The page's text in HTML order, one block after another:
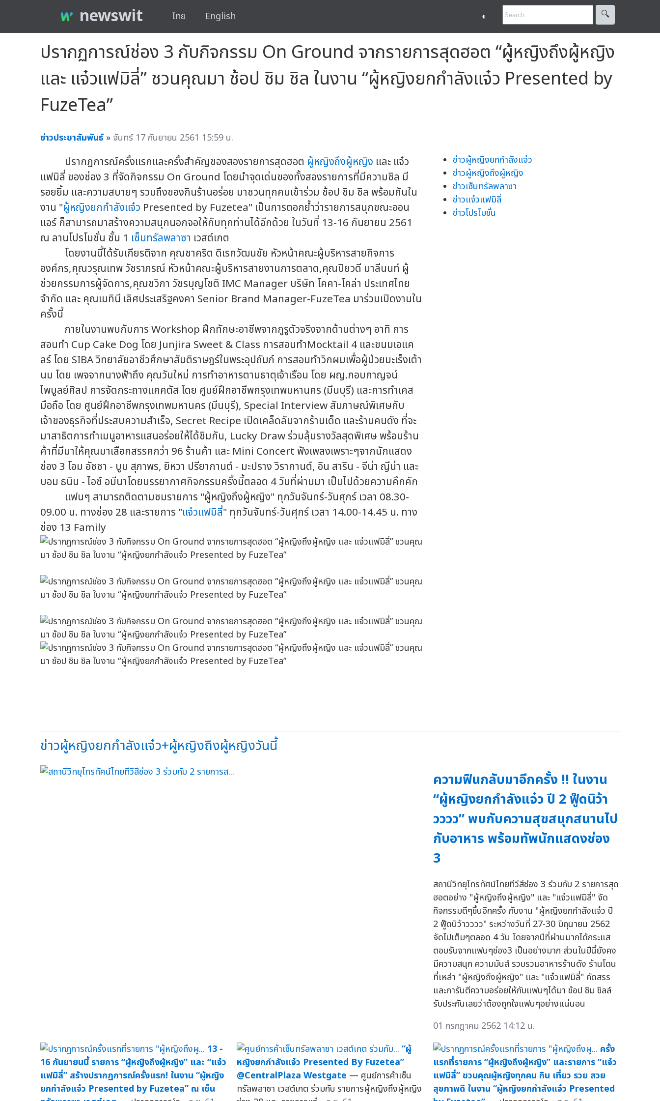
newswit ไทย English ◐ 🔍︎
ปรากฏการณ์ช่อง 3 กับกิจกรรม On Ground จากรายการสุดฮอต “ผู้หญิงถึงผู้หญิง
และ แจ๋วแฟมิลี่” ชวนคุณมา ช้อป ชิม ชิล ในงาน “ผู้หญิงยกกำลังแจ๋ว Presented by
FuzeTea”
ข่าวประชาสัมพันธ์ » จันทร์ 17 กันยายน 2561 15:59 น.
ปรากฏการณ์ครั้งแรกและครั้งสำคัญของสองรายการสุดฮอต ผู้หญิงถึงผู้หญิง และ แจ๋ว
แฟมิลี่ ของช่อง 3 ที่จัดกิจกรรม On Ground โดยนำจุดเด่นของทั้งสองรายการที่มีความชิล มี
รอยยิ้ม และความสบายๆ รวมถึงของกินร้านอร่อย มาชวนทุกคนเข้าร่วม ช้อป ชิม ชิล พร้อมกันใน
งาน "ผู้หญิงยกกำลังแจ๋ว Presented by Fuzetea" เป็นการตอกย้ำว่ารายการสนุกขณะออน
แอร์ ก็สามารถมาสร้างความสนุกนอกจอให้กับทุกท่านได้อีกด้วย ในวันที่ 13-16 กันยายน 2561
ณ ลานโปรโมชั่น ชั้น 1 เซ็นทรัลพลาซา เวสต์เกต
โดยงานนี้ได้รับเกียรติจาก คุณชาคริต ดิเรกวัฒนชัย หัวหน้าคณะผู้บริหารสายกิจการ
องค์กร,คุณวรุณเทพ วัชราภรณ์ หัวหน้าคณะผู้บริหารสายงานการตลาด,คุณปิยวดี มาลีนนท์ ผู้
ช่วยกรรมการผู้จัดการ,คุณชวิกา วัชรบุญโชติ IMC Manager บริษัท โคคา-โคล่า ประเทศไทย
จำกัด และ คุณเมทินี เลิศประเสริฐคงคา Senior Brand Manager-FuzeTea มาร่วมเปิดงานใน
ครั้งนี้
ภายในงานพบกับการ Workshop ฝึกทักษะอาชีพจากกูรูตัวจริงจากด้านต่างๆ อาทิ การ
สอนทำ Cup Cake Dog โดย Junjira Sweet & Class การสอนทำMocktail 4 และขนมเอแค
ลร์ โดย SIBA วิทยาลัยอาชีวศึกษาสันติราษฎร์ในพระอุปถัมภ์ การสอนทำวิกผมเพื่อผู้ป่วยมะเร็งเต้า
นม โดย เพจจากนางฟ้าถึง คุณวันใหม่ การทำอาหารตามธาตุเจ้าเรือน โดย ผญ.กอบกาญจน์
ไพบูลย์ศิลป การจัดกระถางแคคตัส โดย ศูนย์ฝึกอาชีพกรุงเทพมหานคร (มีนบุรี) และการทำเคส
มือถือ โดย ศูนย์ฝึกอาชีพกรุงเทพมหานคร (มีนบุรี), Special Interview สัมภาษณ์พิเศษกับ
เจ้าของธุรกิจที่ประสบความสำเร็จ, Secret Recipe เปิดเคล็ดลับจากร้านเด็ด และร้านคนดัง ที่จะ
มาสาธิตการทำเมนูอาหารแสนอร่อยให้ได้ชิมกัน, Lucky Draw ร่วมลุ้นรางวัลสุดพิเศษ พร้อมร้าน
ค้าที่มีมาให้คุณมาเลือกสรรคกว่า 96 ร้านค้า และ Mini Concert ฟังเพลงเพราะๆจากนักแสดง
ช่อง 3 โอม อัชชา - บูม สุภาพร, ยิหวา ปรียากานต์ - มะปราง วิรากานต์, อิน สาริน - จีน่า ญีน่า และ
บอม ธนิน - ไอซ์ อมีนาโดยบรรยากาศกิจกรรมครั้งนี้ตลอด 4 วันที่ผ่านมา เป็นไปด้วยความคึกคัก
แฟนๆ สามารถติดตามชมรายการ "ผู้หญิงถึงผู้หญิง" ทุกวันจันทร์-วันศุกร์ เวลา 08.30-
09.00 น. ทางช่อง 28 และรายการ "แจ๋วแฟมิลี่" ทุกวันจันทร์-วันศุกร์ เวลา 14.00-14.45 น. ทาง
ช่อง 13 Family
ข่าวผู้หญิงยกกำลังแจ๋ว
ข่าวผู้หญิงถึงผู้หญิง
ข่าวเซ็นทรัลพลาซา
ข่าวแจ๋วแฟมิลี่
ข่าวโปรโมชั่น
ข่าวผู้หญิงยกกำลังแจ๋ว+ผู้หญิงถึงผู้หญิงวันนี้
ความฟินกลับมาอีกครั้ง !! ในงาน
“ผู้หญิงยกกำลังแจ๋ว ปี 2 ฟู๊ดนิว้า
วววว” พบกับความสุขสนุกสนานไป
กับอาหาร พร้อมทัพนักแสดงช่อง
3
สถานีวิทยุโทรทัศน์ไทยทีวีสีช่อง 3 ร่วมกับ 2 รายการสุด
ฮอตอย่าง "ผู้หญิงถึงผู้หญิง" และ "แจ๋วแฟมิลี่" จัด
กิจกรรมดีๆขึ้นอีกครั้ง กับงาน "ผู้หญิงยกกำลังแจ๋ว ปี
2 ฟู๊ดนิว้าวววว" ระหว่างวันที่ 27-30 มิถุนายน 2562
จัดไปเต็มๆตลอด 4 วัน โดยจากปีที่ผ่านมากได้กระแส
ตอบรับจากแฟนๆช่อง3 เป็นอย่างมาก ส่วนในปีนี้ยังคง
มีความสนุก ความมันส์ รวบรวมอาหารร้านดัง ร้านโดน
ที่เหล่า "ผู้หญิงถึงผู้หญิง" และ "แจ๋วแฟมิลี่" คัดสรร
และการันตีความอร่อยให้กับแฟนๆได้มา ช้อป ชิม ชิลล์
รับประกันเลยว่าต้องถูกใจแฟนๆอย่างแน่นอน
01 กรกฎาคม 2562 14:12 น.
13 -
16 กันยายนนี้ รายการ “ผู้หญิงถึงผู้หญิง” และ “แจ๋ว
แฟมิลี่” สร้างปรากฏการณ์ครั้งแรก! ในงาน “ผู้หญิง
ยกกำลังแจ๋ว Presented by Fuzetea” ณ เซ็น
“ผู้
หญิงยกกำลังแจ๋ว Presented By Fuzetea”
@CentralPlaza Westgate — ศูนย์การค้าเซ็น
ทรัลพลาซา เวสต์เกต ร่วมกับ รายการผู้หญิงถึงผู้หญิง
ครั้ง
แรกที่รายการ “ผู้หญิงถึงผู้หญิง” และรายการ “แจ๋ว
แฟมิลี่” ชวนคุณผู้หญิงทุกคน กิน เที่ยว รวย สวย
สุขภาพดี ในงาน “ผู้หญิงยกกำลังแจ๋ว Presented